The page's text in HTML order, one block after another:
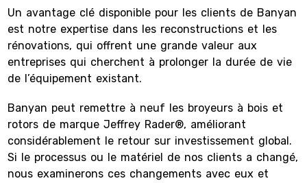
Un avantage clé disponible pour les clients de Banyan
est notre expertise dans les reconstructions et les
rénovations, qui offrent une grande valeur aux
entreprises qui cherchent à prolonger la durée de vie
de l’équipement existant.
Banyan peut remettre à neuf les broyeurs à bois et
rotors de marque Jeffrey Rader®, améliorant
considérablement le retour sur investissement global.
Si le processus ou le matériel de nos clients a changé,
nous examinerons ces changements avec eux et